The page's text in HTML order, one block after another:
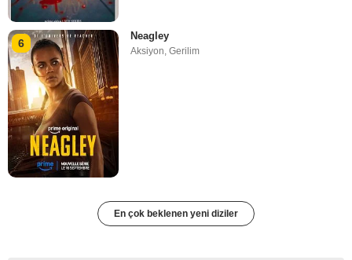
6
Neagley
Aksiyon ,Gerilim
En çok beklenen yeni diziler